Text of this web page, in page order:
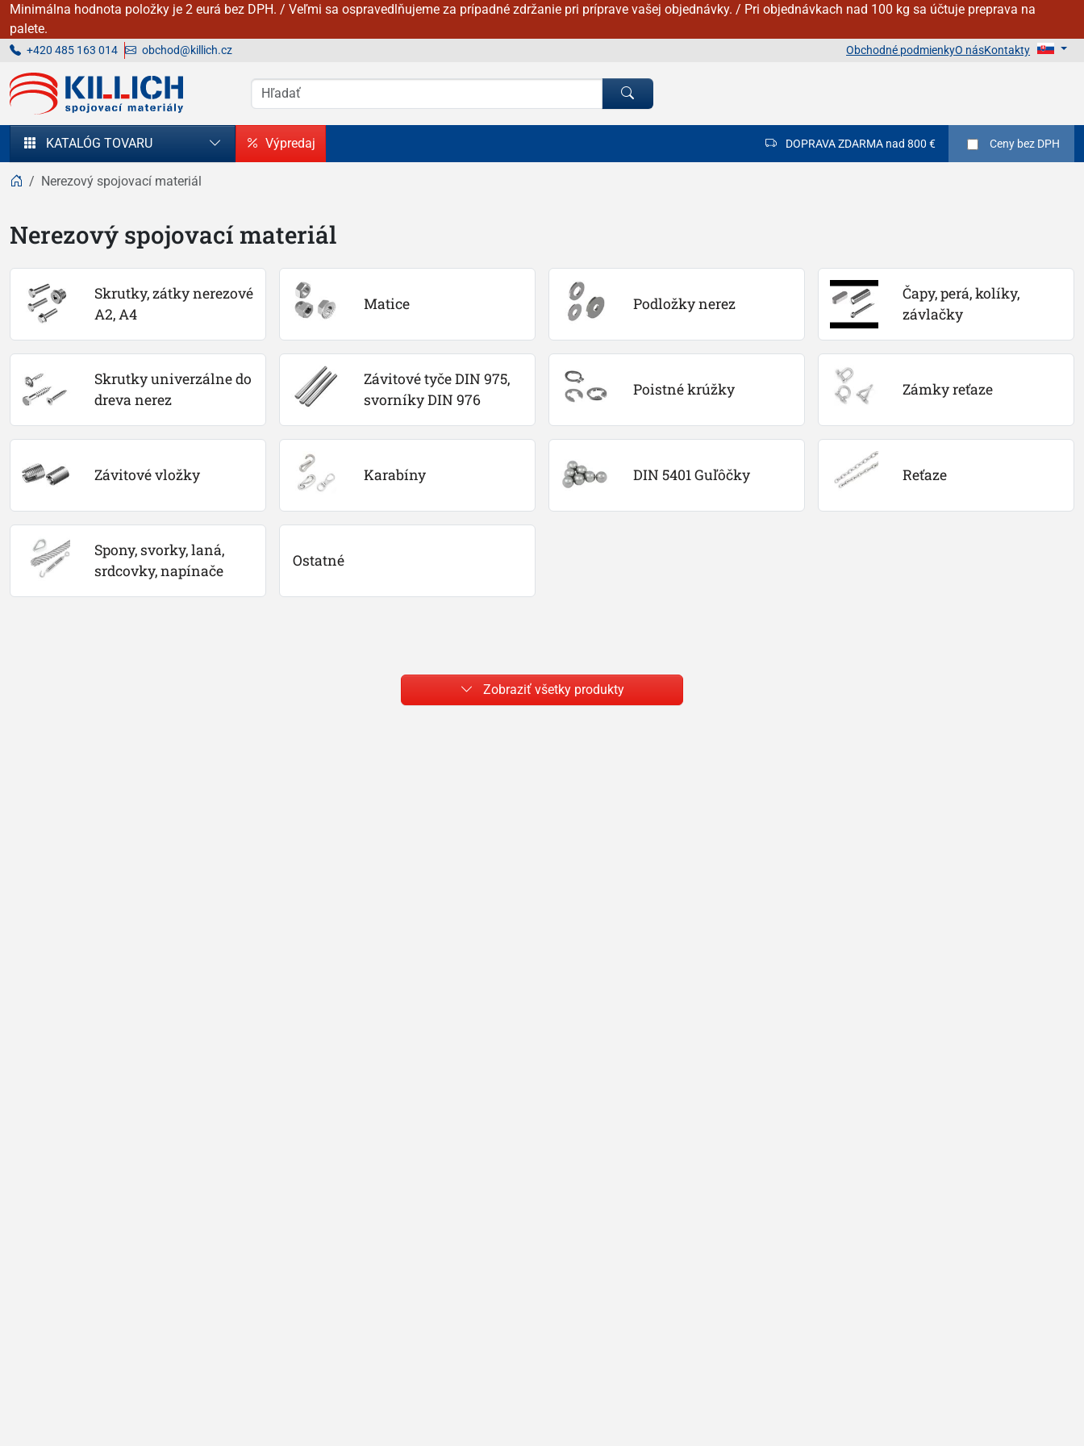
Minimálna hodnota položky je 2 eurá bez DPH. / Veľmi sa ospravedlňujeme za prípadné zdržanie pri príprave vašej objednávky. / Pri objednávkach nad 100 kg sa účtuje preprava na
palete.
+420 485 163 014 obchod@killich.cz Obchodné podmienkyO násKontakty
KILLICH - Spojovacie materiály
KATALÓG TOVARU Výpredaj DOPRAVA ZDARMA nad 800 € Ceny bez DPH
Nerezový spojovací materiál
Nerezový spojovací materiál
Skrutky, zátky nerezové
A2, A4
Matice Podložky nerez
Čapy, perá, kolíky,
závlačky
Skrutky univerzálne do
dreva nerez
Závitové tyče DIN 975,
svorníky DIN 976
Poistné krúžky Zámky reťaze
Závitové vložky Karabíny DIN 5401 Guľôčky Reťaze
Spony, svorky, laná,
srdcovky, napínače
Ostatné
Zobraziť všetky produkty